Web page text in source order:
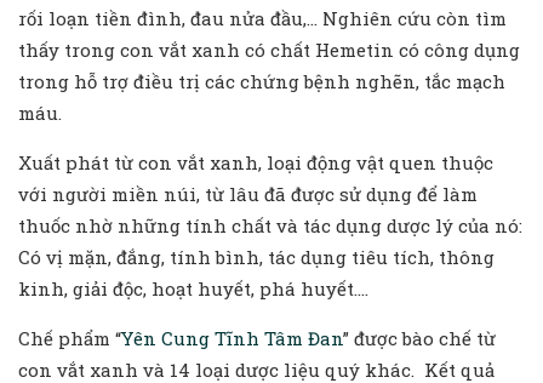
rối loạn tiền đình, đau nửa đầu,… Nghiên cứu còn tìm
thấy trong con vắt xanh có chất Hemetin có công dụng
trong hỗ trợ điều trị các chứng bệnh nghẽn, tắc mạch
máu.
Xuất phát từ con vắt xanh, loại động vật quen thuộc
với người miền núi, từ lâu đã được sử dụng để làm
thuốc nhờ những tính chất và tác dụng dược lý của nó:
Có vị mặn, đắng, tính bình, tác dụng tiêu tích, thông
kinh, giải độc, hoạt huyết, phá huyết….
Chế phẩm “Yên Cung Tĩnh Tâm Đan” được bào chế từ
con vắt xanh và 14 loại dược liệu quý khác. Kết quả